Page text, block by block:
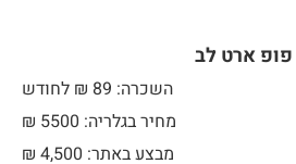
פופ ארט לב
השכרה: 89 ₪ לחודש
מחיר בגלריה: 5500 ₪
מבצע באתר:
₪ 4,500